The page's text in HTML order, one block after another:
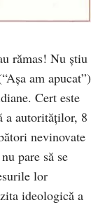
rămas! Nu ştiu
am apucat”)
Cert este
a autorităţilor, 8
nevinovate
pare să se
lor
ideologică a